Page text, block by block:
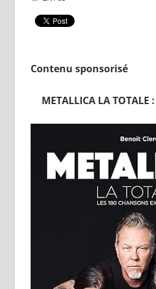
Contenu sponsorisé
METALLICA LA TOTALE